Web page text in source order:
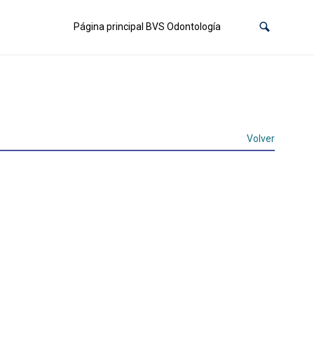
Página principal BVS Odontología
Volver